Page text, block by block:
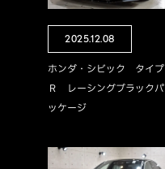
2025.12.08
ホンダ・シビック タイプ
Ｒ レーシングブラックパ
ッケージ